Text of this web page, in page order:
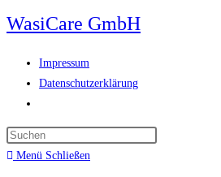
WasiCare GmbH
Impressum
Datenschutzerklärung
Menü Schließen